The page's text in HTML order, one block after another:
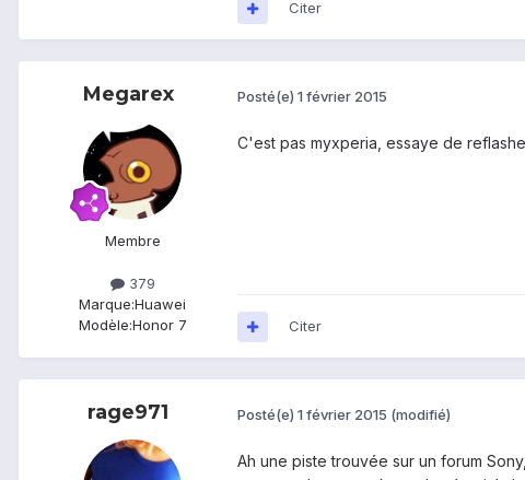
Citer
Megarex
Membre
379
Marque:Huawei
Modèle:Honor 7
Posté(e) 1 février 2015
C'est pas myxperia, essaye de
Citer
rage971 Posté(e) 1 février 2015 (modifié)
Ah une piste trouvée sur un forum